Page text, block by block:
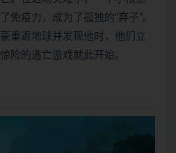
免疫力，成为了孤独的“弃子”。
重返地球并发现他时，他们立
险的逃亡游戏就此开始。